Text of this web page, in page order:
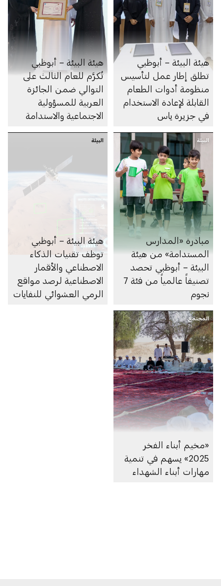
هيئة البيئة – أبوظبي
تطلق إطار عمل لتأسيس
منظومة أدوات الطعام
القابلة لإعادة الاستخدام
في جزيرة ياس
هيئة البيئة – أبوظبي
تُكرَّم للعام الثالث على
التوالي ضمن الجائزة
العربية للمسؤولية
الاجتماعية والاستدامة
البيئة
مبادرة «المدارس
المستدامة» من هيئة
البيئة – أبوظبي تحصد
تصنيفاً عالمياً من فئة 7
نجوم
البيئة
هيئة البيئة – أبوظبي
توظف تقنيات الذكاء
الاصطناعي والأقمار
الاصطناعية لرصد مواقع
الرمي العشوائي للنفايات
المجتمع
«مخيم أبناء الفخر
2025» يسهم في تنمية
مهارات أبناء الشهداء